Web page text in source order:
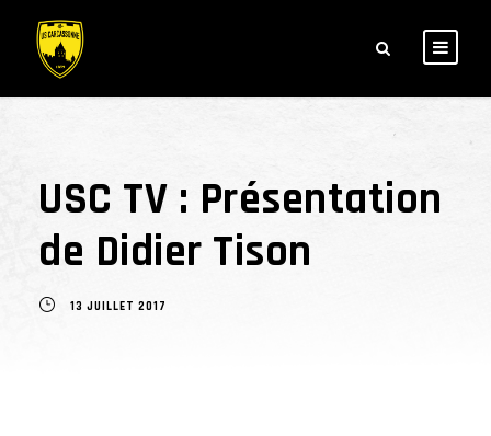
USC TV : Présentation
de Didier Tison
13 JUILLET 2017